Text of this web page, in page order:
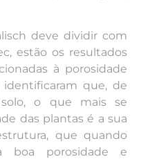
deve dividir com
estão os resultados
à porosidade
identificaram que, de
o que mais se
das plantas é a sua
que quando
boa porosidade e